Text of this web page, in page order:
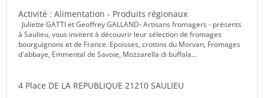
Activité : Alimentation - Produits régionaux
Juliette GATTI et Geoffrey GALLAND- Artisans fromagers - présents
à Saulieu, vous invitent à découvrir leur sélection de fromages
bourguignons et de France. Epoisses, crottins du Morvan, Fromages
d'abbaye, Emmental de Savoie, Mozzarella di buffala...
4 Place DE LA REPUBLIQUE 21210 SAULIEU